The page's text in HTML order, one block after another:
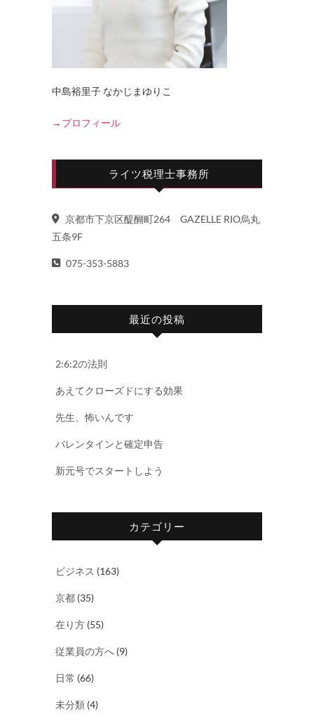
中島裕里子 なかじまゆりこ
→プロフィール
ライツ税理士事務所
京都市下京区醍醐町264 GAZELLE RIO烏丸
五条9F
075-353-5883
最近の投稿
2:6:2の法則
あえてクローズドにする効果
先生、怖いんです
バレンタインと確定申告
新元号でスタートしよう
カテゴリー
ビジネス (163)
京都 (35)
在り方 (55)
従業員の方へ (9)
日常 (66)
未分類 (4)